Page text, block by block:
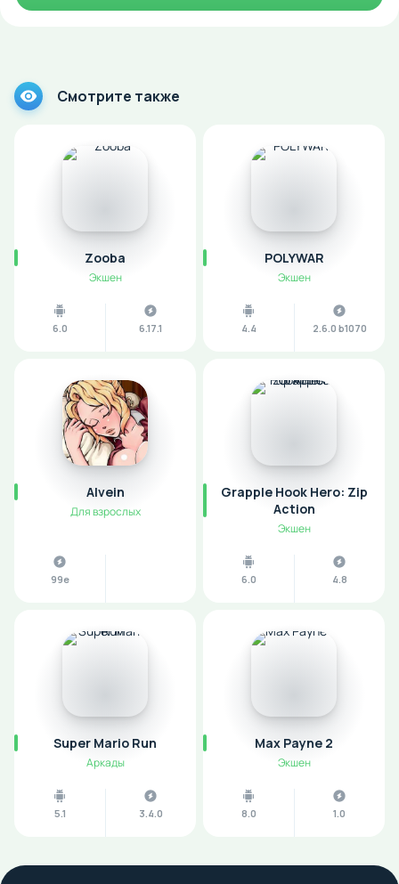
Смотрите также
Zooba
Экшен
6.0 6.17.1
POLYWAR
Экшен
4.4 2.6.0 b1070
Alvein
Для взрослых
99e
Grapple Hook Hero: Zip
Action
Экшен
6.0 4.8
Super Mario Run
Аркады
5.1 3.4.0
Max Payne 2
Экшен
8.0 1.0